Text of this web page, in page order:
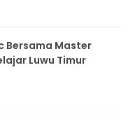
Bersama Master
Luwu Timur